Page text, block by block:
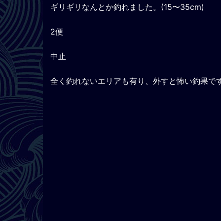
ギリギリなんとか釣れました。(15〜35cm)
2便
中止
全く釣れないエリアも有り、外すと怖い釣果で